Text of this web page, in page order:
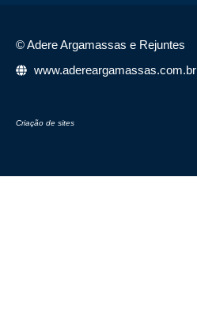
© Adere Argamassas e Rejuntes
www.adereargamassas.com.br
Criação de sites